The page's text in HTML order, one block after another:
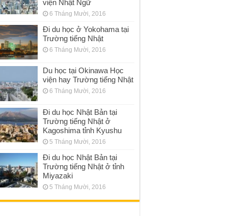
viện Nhật Ngữ
6 Tháng Mười, 2016
Đi du học ở Yokohama tại
Trường tiếng Nhật
6 Tháng Mười, 2016
Du học tại Okinawa Học
viện hay Trường tiếng Nhật
6 Tháng Mười, 2016
Đi du học Nhật Bản tại
Trường tiếng Nhật ở
Kagoshima tỉnh Kyushu
5 Tháng Mười, 2016
Đi du học Nhật Bản tại
Trường tiếng Nhật ở tỉnh
Miyazaki
5 Tháng Mười, 2016